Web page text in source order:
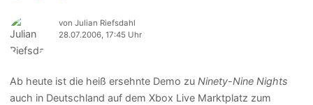
von Julian Riefsdahl
28.07.2006, 17:45 Uhr
Ab heute ist die heiß ersehnte Demo zu Ninety-Nine Nights
auch in Deutschland auf dem Xbox Live Marktplatz zum